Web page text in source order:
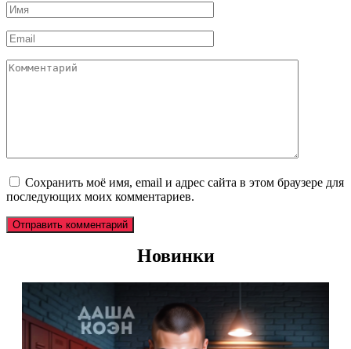
Имя
*
Email
*
Комментарий
Сохранить моё имя, email и адрес сайта в этом браузере для
последующих моих комментариев.
Новинки